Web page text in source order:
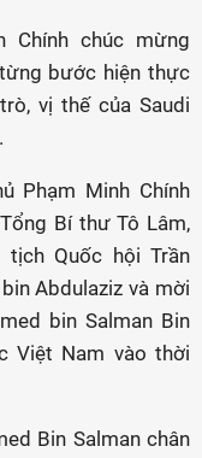
Chính chúc mừng
bước hiện thực
vị thế của Saudi
Phạm Minh Chính
Bí thư Tô Lâm,
tịch Quốc hội Trần
Abdulaziz và mời
bin Salman Bin
Việt Nam vào thời
Bin Salman chân